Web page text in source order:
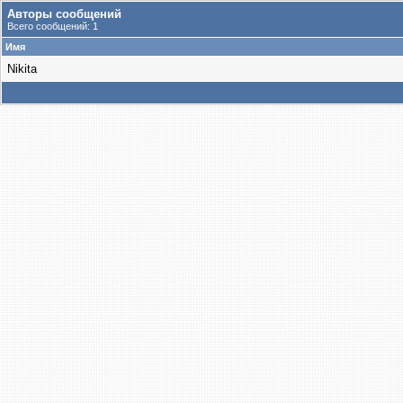
Авторы сообщений
Всего сообщений: 1
Имя
Nikita